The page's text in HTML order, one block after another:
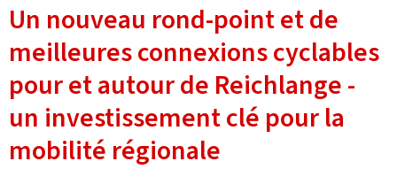
Un nouveau rond-point et de
meilleures connexions cyclables
pour et autour de Reichlange -
un investissement clé pour la
mobilité régionale